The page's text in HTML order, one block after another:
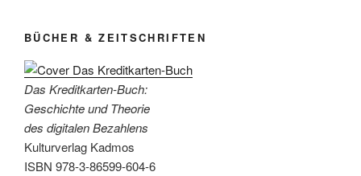
BÜCHER & ZEITSCHRIFTEN
Das Kreditkarten-Buch:
Geschichte und Theorie
des digitalen Bezahlens
Kulturverlag Kadmos
ISBN 978-3-86599-604-6